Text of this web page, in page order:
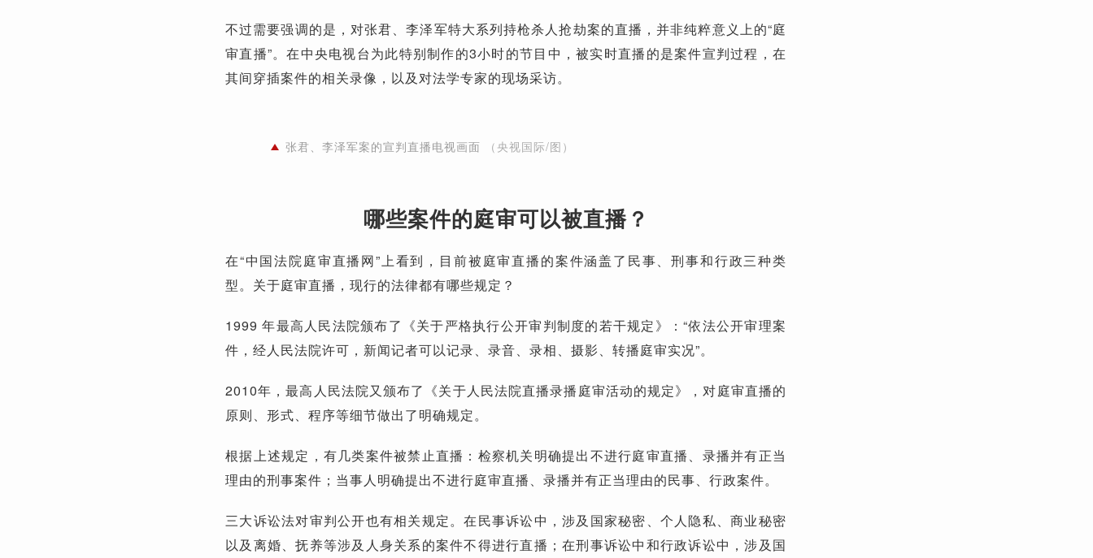
不过需要强调的是，对张君、李泽军特大系列持枪杀人抢劫案的直播，并非纯粹意义上的“庭
审直播”。在中央电视台为此特别制作的3小时的节目中，被实时直播的是案件宣判过程，在
其间穿插案件的相关录像，以及对法学专家的现场采访。
张君、李泽军案的宣判直播电视画面 （央视国际/图）
哪些案件的庭审可以被直播？
在“中国法院庭审直播网”上看到，目前被庭审直播的案件涵盖了民事、刑事和行政三种类
型。关于庭审直播，现行的法律都有哪些规定？
1999 年最高人民法院颁布了《关于严格执行公开审判制度的若干规定》：“依法公开审理案
件，经人民法院许可，新闻记者可以记录、录音、录相、摄影、转播庭审实况”。
2010年，最高人民法院又颁布了《关于人民法院直播录播庭审活动的规定》，对庭审直播的
原则、形式、程序等细节做出了明确规定。
根据上述规定，有几类案件被禁止直播：检察机关明确提出不进行庭审直播、录播并有正当
理由的刑事案件；当事人明确提出不进行庭审直播、录播并有正当理由的民事、行政案件。
三大诉讼法对审判公开也有相关规定。在民事诉讼中，涉及国家秘密、个人隐私、商业秘密
以及离婚、抚养等涉及人身关系的案件不得进行直播；在刑事诉讼中和行政诉讼中，涉及国